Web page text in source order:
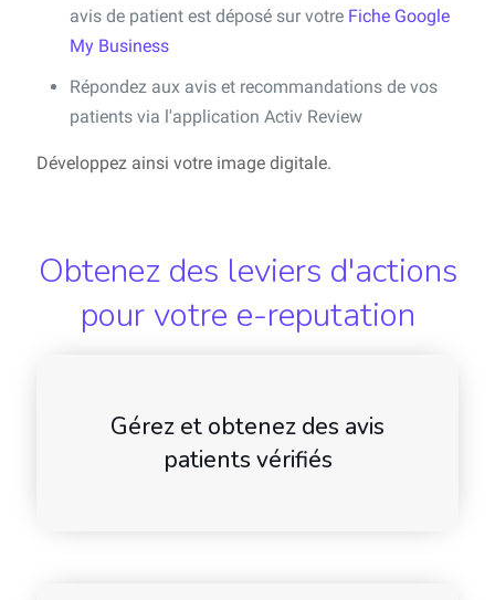
avis de patient est déposé sur votre Fiche Google
My Business
Répondez aux avis et recommandations de vos
patients via l'application Activ Review
Développez ainsi votre image digitale.
Obtenez des leviers d'actions
pour votre e-reputation
Gérez et obtenez des avis
patients vérifiés